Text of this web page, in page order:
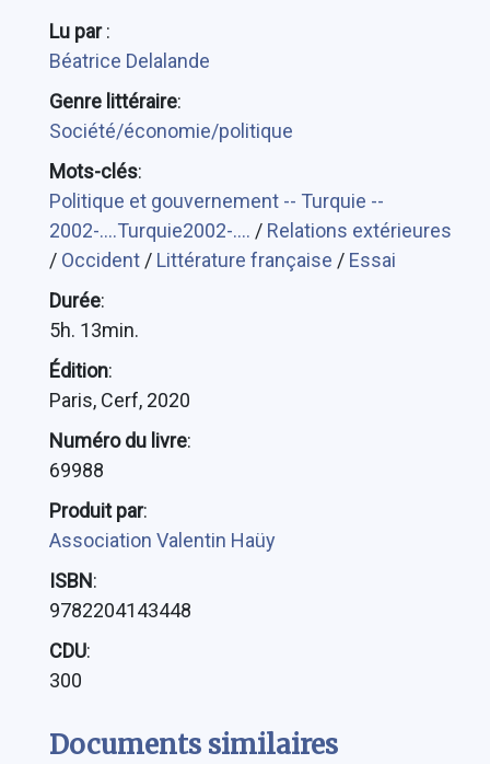
Lu par:
Béatrice Delalande
Genre littéraire:
Société/économie/politique
Mots-clés:
Politique et gouvernement -- Turquie --
2002-....Turquie2002-.... / Relations extérieures
/ Occident / Littérature française / Essai
Durée:
5h. 13min.
Édition:
Paris, Cerf, 2020
Numéro du livre:
69988
Produit par:
Association Valentin Haüy
ISBN:
9782204143448
CDU:
300
Documents similaires